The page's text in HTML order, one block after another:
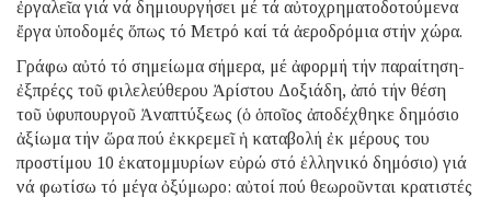
ἐργαλεῖα γιά νά δημιουργήσει μέ τά αὐτοχρηματοδοτούμενα
ἔργα ὑποδομές ὅπως τό Μετρό καί τά ἀεροδρόμια στήν χώρα.
Γράφω αὐτό τό σημείωμα σήμερα, μέ ἀφορμή τήν παραίτηση-
ἐξπρέςς τοῦ φιλελεύθερου Ἀρίστου Δοξιάδη, ἀπό τήν θέση
τοῦ ὑφυπουργοῦ Ἀναπτύξεως (ὁ ὁποῖος ἀποδέχθηκε δημόσιο
ἀξίωμα τήν ὥρα πού ἐκκρεμεῖ ἡ καταβολή ἐκ μέρους του
προστίμου 10 ἑκατομμυρίων εὐρώ στό ἑλληνικό δημόσιο) γιά
νά φωτίσω τό μέγα ὀξύμωρο: αὐτοί πού θεωροῦνται κρατιστές